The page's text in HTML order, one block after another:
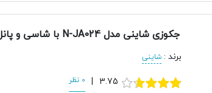
جکوزی شاینی مدل N-JA024 با شاسی و پانل و شیرآلات اندازه 97*155 سانتی‌متر
برند: شاینی
3.75
| 0 نظر